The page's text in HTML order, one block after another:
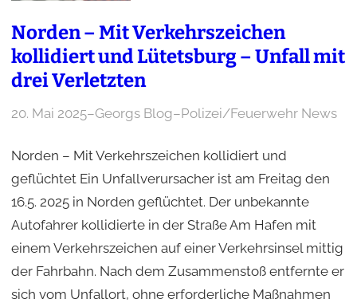
Norden – Mit Verkehrszeichen
kollidiert und Lütetsburg – Unfall mit
drei Verletzten
20. Mai 2025–Georgs Blog–Polizei/Feuerwehr News
Norden – Mit Verkehrszeichen kollidiert und
geflüchtet Ein Unfallverursacher ist am Freitag den
16.5. 2025 in Norden geflüchtet. Der unbekannte
Autofahrer kollidierte in der Straße Am Hafen mit
einem Verkehrszeichen auf einer Verkehrsinsel mittig
der Fahrbahn. Nach dem Zusammenstoß entfernte er
sich vom Unfallort, ohne erforderliche Maßnahmen